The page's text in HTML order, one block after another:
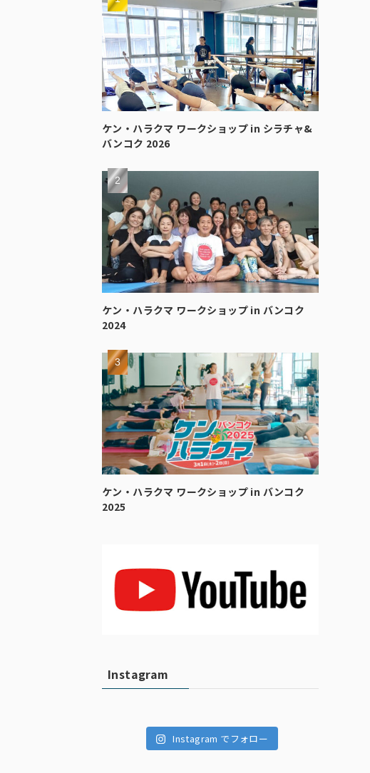
ケン・ハラクマ ワークショップ in シラチャ&
バンコク 2026
ケン・ハラクマ ワークショップ in バンコク
2024
ケン・ハラクマ ワークショップ in バンコク
2025
Instagram
Instagram でフォロー